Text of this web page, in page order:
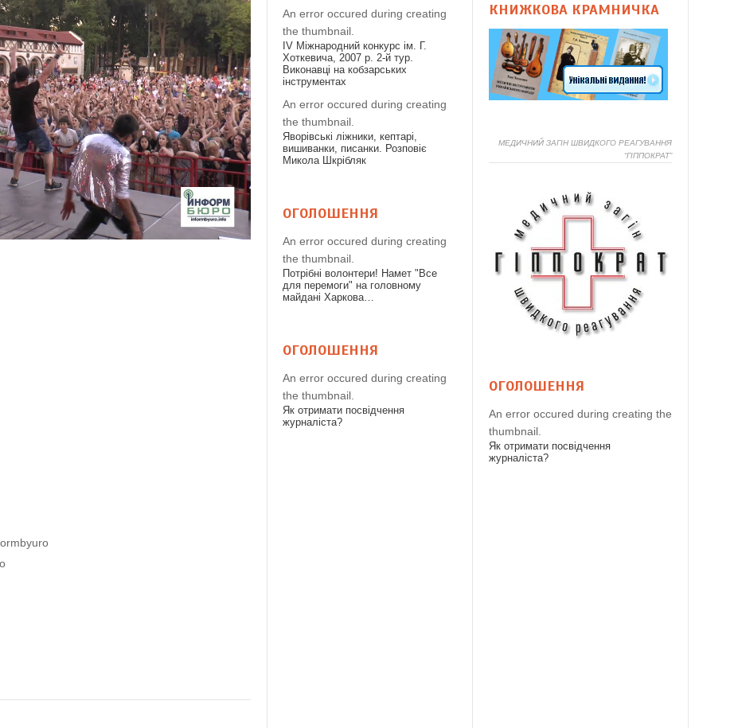
An error occured during creating
the thumbnail.
IV Міжнародний конкурс ім. Г.
Хоткевича, 2007 р. 2-й тур.
Виконавці на кобзарських
інструментах
An error occured during creating
the thumbnail.
Яворівські ліжники, кептарі,
вишиванки, писанки. Розповіє
Микола Шкрібляк
ОГОЛОШЕННЯ
An error occured during creating
the thumbnail.
Потрібні волонтери! Намет "Все
для перемоги" на головному
майдані Харкова…
ОГОЛОШЕННЯ
An error occured during creating
the thumbnail.
Як отримати посвідчення
журналіста?
КНИЖКОВА КРАМНИЧКА
МЕДИЧНИЙ ЗАГІН ШВИДКОГО РЕАГУВАННЯ
“ГІППОКРАТ”
ОГОЛОШЕННЯ
An error occured during creating the
thumbnail.
Як отримати посвідчення
журналіста?